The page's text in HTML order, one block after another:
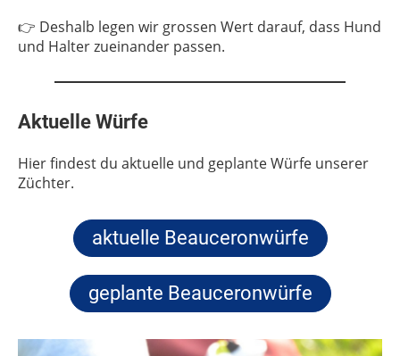
👉 Deshalb legen wir grossen Wert darauf, dass Hund
und Halter zueinander passen.
Aktuelle Würfe
Hier findest du aktuelle und geplante Würfe unserer
Züchter.
aktuelle Beauceronwürfe
geplante Beauceronwürfe